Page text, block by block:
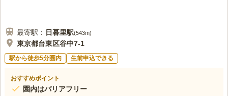
最寄駅： 日暮里駅(543m)
東京都台東区谷中7-1
駅から徒歩5分圏内 生前申込できる
おすすめポイント
園内はバリアフリー